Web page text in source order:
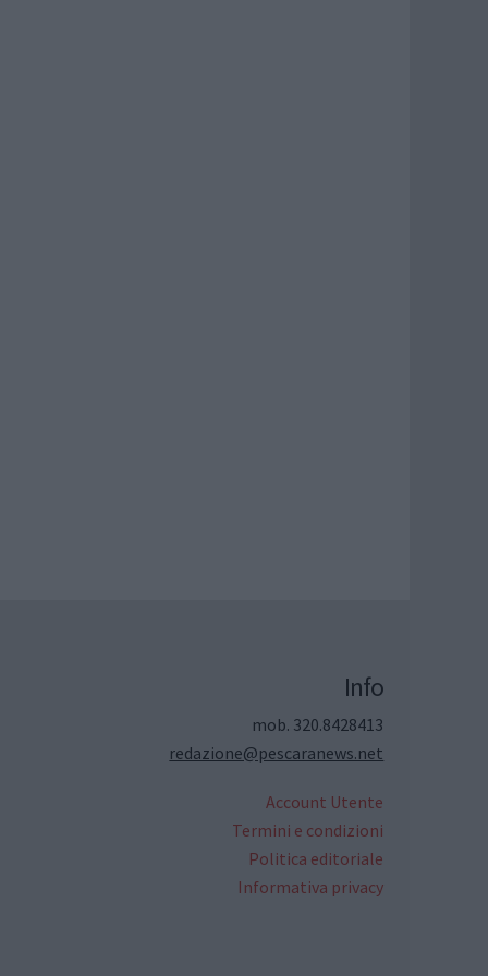
Info
mob. 320.8428413
redazione@pescaranews.net
Account Utente
Termini e condizioni
Politica editoriale
Informativa privacy